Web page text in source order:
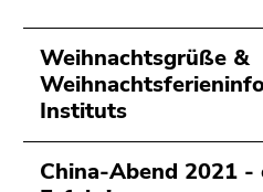
Zu
den
Seiteneinstellungen
(Benutzer/Sprache)
8)
Weihnachtsgrüße &
Instituts
China-Abend 2021